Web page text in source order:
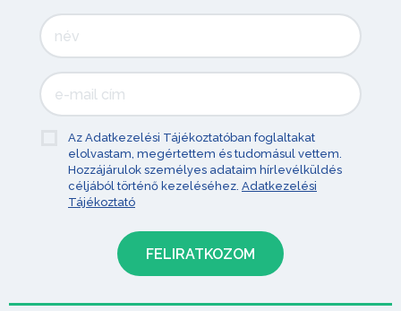
Az Adatkezelési Tájékoztatóban foglaltakat
elolvastam, megértettem és tudomásul vettem.
Hozzájárulok személyes adataim hírlevélküldés
céljából történő kezeléséhez. Adatkezelési
Tájékoztató